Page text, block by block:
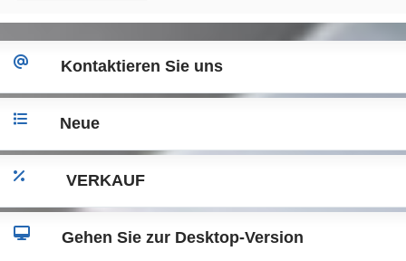
Kontaktieren Sie uns
Neue
VERKAUF
Gehen Sie zur Desktop-Version